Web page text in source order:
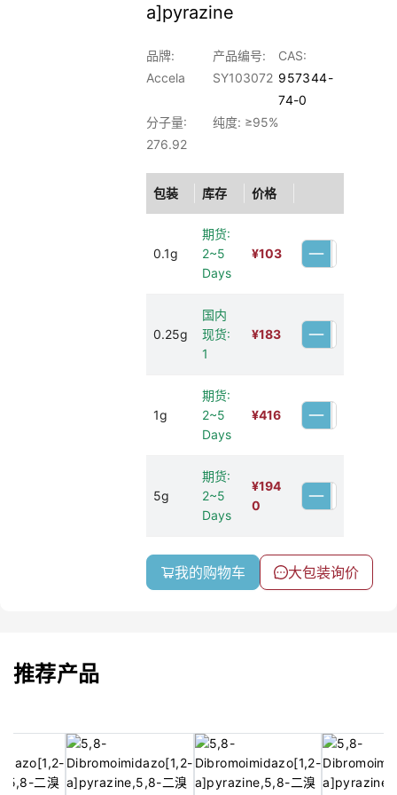
a]pyrazine
品牌:
Accela
产品编号:
SY103072
CAS:
957344-
74-0
分子量:
276.92
纯度: ≥95%
包装 库存 价格
0.1g
期货:
2~5
Days
¥103
0.25g
国内
现货:
1
¥183
1g
期货:
2~5
Days
¥416
5g
期货:
2~5
Days
¥194
0
我的购物车 大包装询价
推荐产品